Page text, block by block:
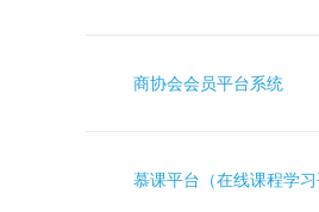
商协会会员平台系统
慕课平台（在线课程学习